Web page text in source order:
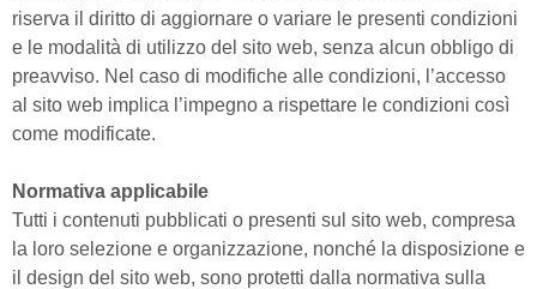
riserva il diritto di aggiornare o variare le presenti condizioni
e le modalità di utilizzo del sito web, senza alcun obbligo di
preavviso. Nel caso di modifiche alle condizioni, l’accesso
al sito web implica l’impegno a rispettare le condizioni così
come modificate.
Normativa applicabile
Tutti i contenuti pubblicati o presenti sul sito web, compresa
la loro selezione e organizzazione, nonché la disposizione e
il design del sito web, sono protetti dalla normativa sulla